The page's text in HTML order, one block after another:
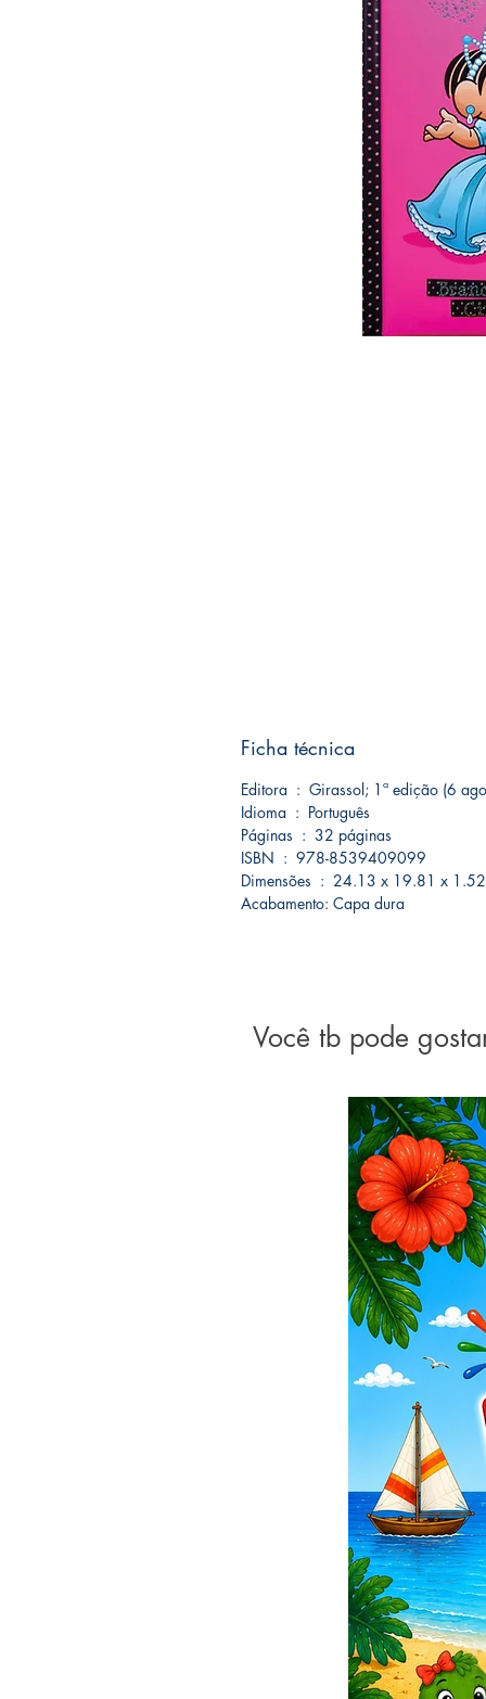
Ficha técnica
Editora ‏ : ‎ Girassol; 1ª edição (6
Idioma ‏ : ‎ Português
Páginas ‏ : ‎ 32 páginas
ISBN ‏ : ‎ 978-8539409099
Dimensões ‏ : ‎ 24.13 x 19.81 x
Acabamento: Capa dura
Você tb pode